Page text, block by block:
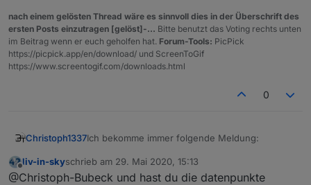
nach einem gelösten Thread wäre es sinnvoll dies in der Überschrift des
ersten Posts einzutragen [gelöst]-... Bitte benutzt das Voting rechts unten
im Beitrag wenn er euch geholfen hat. Forum-Tools: PicPick
https://picpick.app/en/download/ und ScreenToGif
https://www.screentogif.com/downloads.html
0
Christoph1337Ich bekomme immer folgende Meldung:
16:59:25.540	info	javascript.0
16:59:40.013	warn	javascript.0
Offline
liv-in-skyschrieb am 29. Mai 2020, 15:13
zuletzt editiert von
@Christoph-Bubeck und hast du die datenpunkte